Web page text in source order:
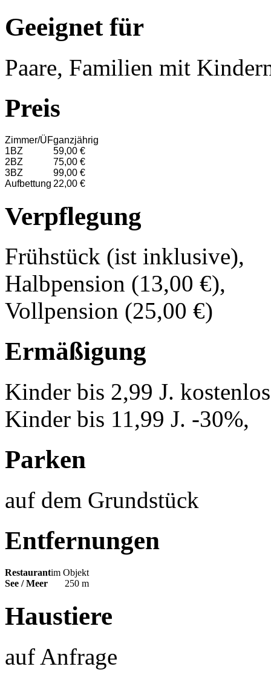
Geeignet für
Paare, Familien mit
Preis
Zimmer/ÜFganzjährig
1BZ
59,00 €
2BZ
75,00 €
3BZ
99,00 €
Aufbettung 22,00 €
Verpflegung
Frühstück (ist inklusive),
Halbpension (13,00 €),
Vollpension (25,00 €)
Ermäßigung
Kinder bis 2,99 J.
Kinder bis 11,99 J. -30%,
Parken
auf dem Grundstück
Entfernungen
Restaurantim Objekt
See / Meer
250 m
Haustiere
auf Anfrage